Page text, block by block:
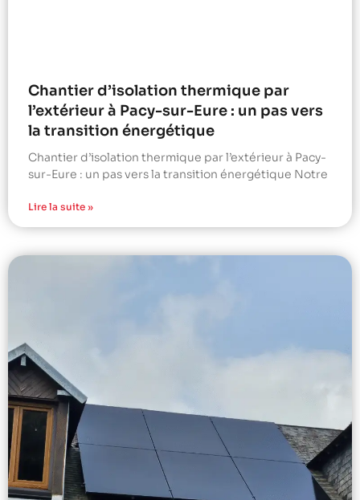
Chantier d’isolation thermique par
l’extérieur à Pacy-sur-Eure : un pas vers
la transition énergétique
Chantier d’isolation thermique par l’extérieur à Pacy-
sur-Eure : un pas vers la transition énergétique Notre
Lire la suite »